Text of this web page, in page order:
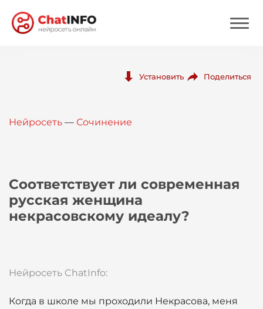
Вход
Установить Поделиться
Нейросеть — Сочинение
Соответствует ли современная
русская женщина
некрасовскому идеалу?
Нейросеть ChatInfo:
Когда в школе мы проходили Некрасова, меня